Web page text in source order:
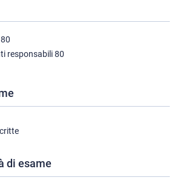
80
responsabili80
di esame